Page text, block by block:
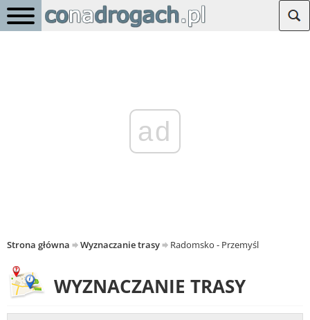
ad
Strona główna Wyznaczanie trasy Radomsko - Przemyśl
WYZNACZANIE TRASY